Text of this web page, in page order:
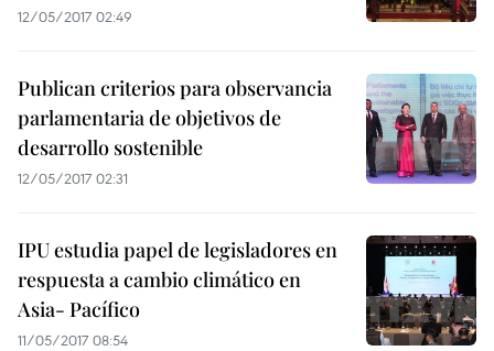
12/05/2017 02:49
Publican criterios para observancia
parlamentaria de objetivos de
desarrollo sostenible
12/05/2017 02:31
IPU estudia papel de legisladores en
respuesta a cambio climático en
Asia- Pacífico
11/05/2017 08:54